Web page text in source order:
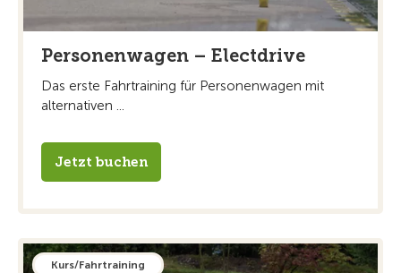
Personenwagen – Electdrive
Das erste Fahrtraining für Personenwagen mit
alternativen ...
Jetzt buchen
Kurs/Fahrtraining